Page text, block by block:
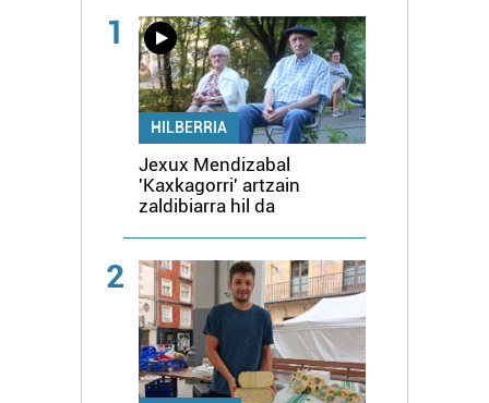
1
HILBERRIA
Jexux Mendizabal
'Kaxkagorri' artzain
zaldibiarra hil da
2